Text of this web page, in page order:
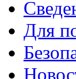
Для